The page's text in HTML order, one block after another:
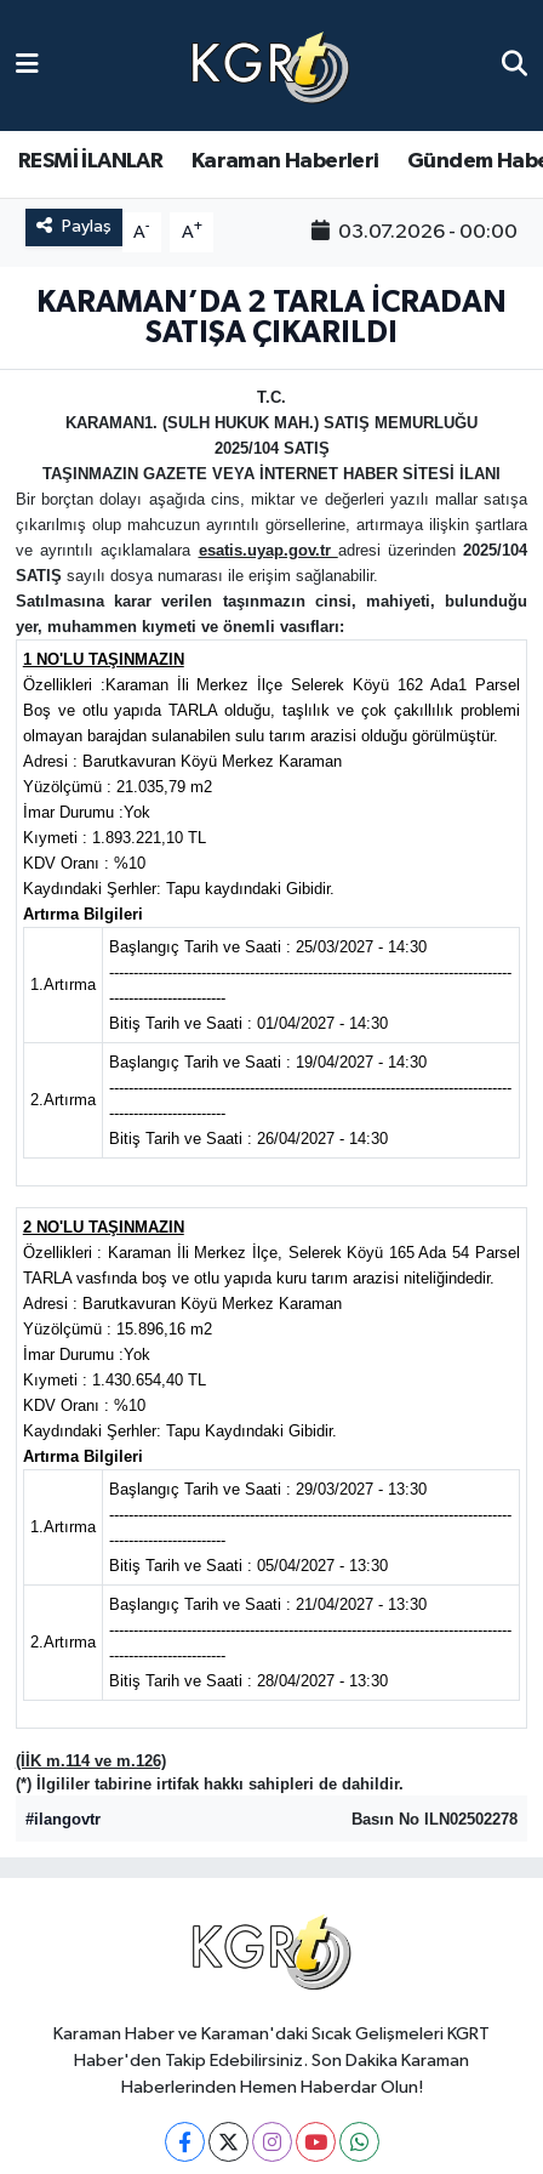
RESMİ İLANLAR Karaman Haberleri Gündem
Paylaş A- A+ 03.07.2026 - 00:00
KARAMAN’DA 2 TARLA İCRADAN
SATIŞA ÇIKARILDI
T.C.
KARAMAN1. (SULH HUKUK MAH.) SATIŞ MEMURLUĞU
2025/104 SATIŞ
TAŞINMAZIN GAZETE VEYA İNTERNET HABER SİTESİ İLANI
Bir borçtan dolayı aşağıda cins, miktar ve değerleri yazılı mallar satışa
çıkarılmış olup mahcuzun ayrıntılı görsellerine, artırmaya ilişkin şartlara
ve ayrıntılı açıklamalara esatis.uyap.gov.tr adresi üzerinden2025/104
SATIŞ sayılı dosya numarası ile erişim sağlanabilir.
Satılmasına karar verilen taşınmazın cinsi, mahiyeti, bulunduğu
yer, muhammen kıymeti ve önemli vasıfları:
1 NO'LU TAŞINMAZIN
Özellikleri :Karaman İli Merkez İlçe Selerek Köyü 162 Ada1 Parsel
Boş ve otlu yapıda TARLA olduğu, taşlılık ve çok çakıllılık problemi
olmayan barajdan sulanabilen sulu tarım arazisi olduğu görülmüştür.
Adresi : Barutkavuran Köyü Merkez Karaman
Yüzölçümü : 21.035,79 m2
İmar Durumu :Yok
Kıymeti : 1.893.221,10 TL
KDV Oranı : %10
Kaydındaki Şerhler: Tapu kaydındaki Gibidir.
Artırma Bilgileri
1.Artırma
Başlangıç Tarih ve Saati : 25/03/2027 - 14:30
-----------------------------------------------------------------------------------
------------------------
Bitiş Tarih ve Saati : 01/04/2027 - 14:30
2.Artırma
Başlangıç Tarih ve Saati : 19/04/2027 - 14:30
-----------------------------------------------------------------------------------
------------------------
Bitiş Tarih ve Saati : 26/04/2027 - 14:30
2 NO'LU TAŞINMAZIN
Özellikleri : Karaman İli Merkez İlçe, Selerek Köyü 165 Ada 54 Parsel
TARLA vasfında boş ve otlu yapıda kuru tarım arazisi niteliğindedir.
Adresi : Barutkavuran Köyü Merkez Karaman
Yüzölçümü : 15.896,16 m2
İmar Durumu :Yok
Kıymeti : 1.430.654,40 TL
KDV Oranı : %10
Kaydındaki Şerhler: Tapu Kaydındaki Gibidir.
Artırma Bilgileri
1.Artırma
Başlangıç Tarih ve Saati : 29/03/2027 - 13:30
-----------------------------------------------------------------------------------
------------------------
Bitiş Tarih ve Saati : 05/04/2027 - 13:30
2.Artırma
Başlangıç Tarih ve Saati : 21/04/2027 - 13:30
-----------------------------------------------------------------------------------
------------------------
Bitiş Tarih ve Saati : 28/04/2027 - 13:30
(İİK m.114 ve m.126)
(*) İlgililer tabirine irtifak hakkı sahipleri de dahildir.
#ilangovtr
Basın No ILN02502278
Karaman Haber ve Karaman'daki Sıcak Gelişmeleri KGRT
Haber'den Takip Edebilirsiniz. Son Dakika Karaman
Haberlerinden Hemen Haberdar Olun!
Gündem Haberleri
Güncel Haberler
Asayiş Haberleri
Vefat Edenler